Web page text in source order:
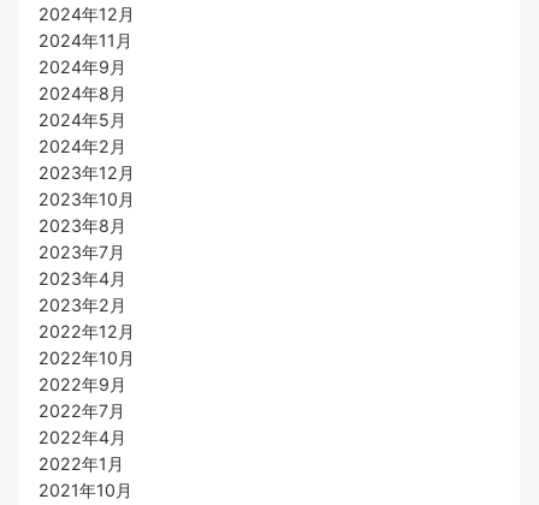
2024年12月
2024年11月
2024年9月
2024年8月
2024年5月
2024年2月
2023年12月
2023年10月
2023年8月
2023年7月
2023年4月
2023年2月
2022年12月
2022年10月
2022年9月
2022年7月
2022年4月
2022年1月
2021年10月